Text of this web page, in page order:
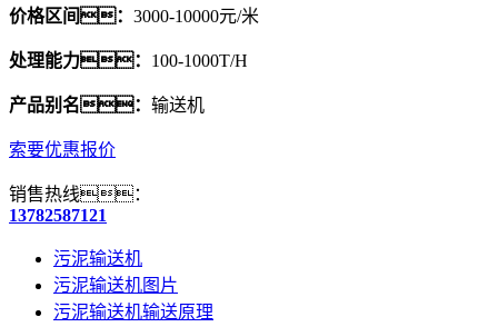
价格区间： 3000-10000元/米
处理能力： 100-1000T/H
产品别名： 输送机
索要优惠报价
销售热线：
13782587121
污泥输送机
污泥输送机图片
污泥输送机输送原理